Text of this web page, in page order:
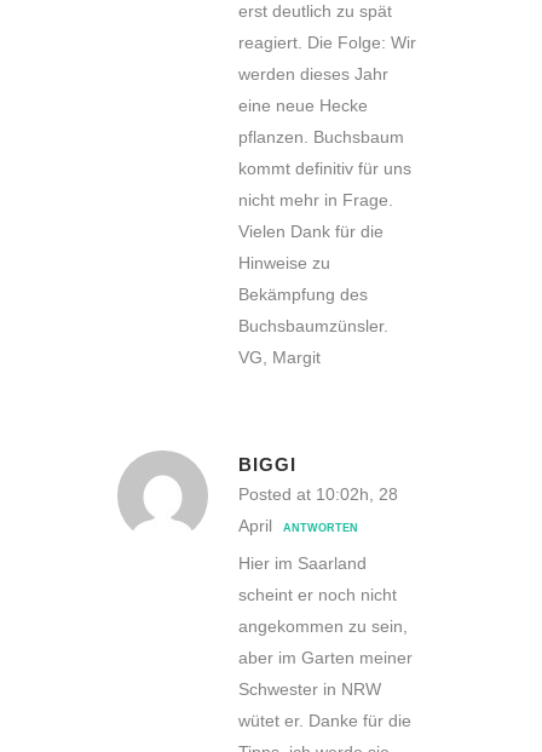
erst deutlich zu spät
reagiert. Die Folge: Wir
werden dieses Jahr
eine neue Hecke
pflanzen. Buchsbaum
kommt definitiv für uns
nicht mehr in Frage.
Vielen Dank für die
Hinweise zu
Bekämpfung des
Buchsbaumzünsler.
VG, Margit
BIGGI
Posted at 10:02h, 28
April
ANTWORTEN
Hier im Saarland
scheint er noch nicht
angekommen zu sein,
aber im Garten meiner
Schwester in NRW
wütet er. Danke für die